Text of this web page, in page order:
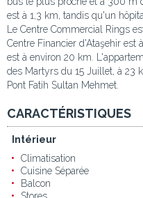
est à 1,3 km, tandis qu'un
Le Centre Commercial Rings
Centre Financier d'Ataşehir est
est à environ 20 km.
des Martyrs du 15 Juillet, à 23
Pont Fatih Sultan Mehmet.
CARACTÉRISTIQUES
Intérieur
Climatisation
Cuisine Séparée
Balcon
Stores